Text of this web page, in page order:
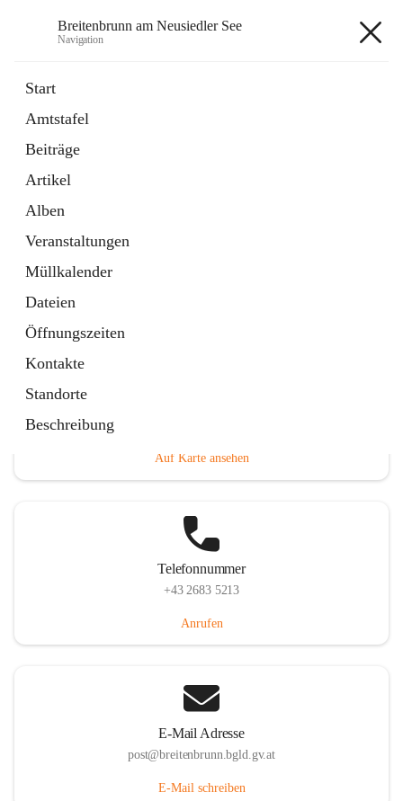
Breitenbrunn am Neusiedler See
Navigation
Start
Amtstafel
Beiträge
Artikel
Alben
Veranstaltungen
Müllkalender
Dateien
Öffnungszeiten
Kontakte
Standorte
Beschreibung
18 Schnellzugriffe
Gemeindeservice
Auf Karte ansehen
Telefonnummer
+43 2683 5213
Anrufen
E-Mail Adresse
post@breitenbrunn.bgld.gv.at
E-Mail schreiben